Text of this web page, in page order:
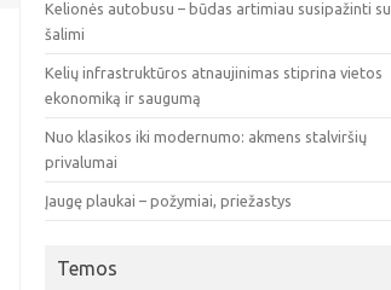
Kelionės autobusu – būdas artimiau susipažinti su
šalimi
Kelių infrastruktūros atnaujinimas stiprina vietos
ekonomiką ir saugumą
Nuo klasikos iki modernumo: akmens stalviršių
privalumai
Įaugę plaukai – požymiai, priežastys
Temos